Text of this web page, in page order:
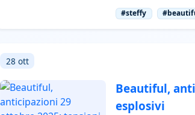
#steffy
28 ott
Beautiful,
esplosivi